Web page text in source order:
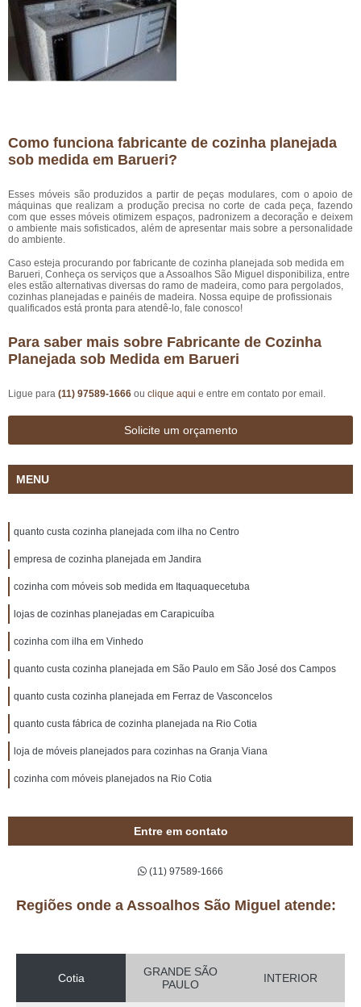
Como funciona fabricante de cozinha planejada
sob medida em Barueri?
Esses móveis são produzidos a partir de peças modulares, com o apoio de
máquinas que realizam a produção precisa no corte de cada peça, fazendo
com que esses móveis otimizem espaços, padronizem a decoração e deixem
o ambiente mais sofisticados, além de apresentar mais sobre a personalidade
do ambiente.
Caso esteja procurando por fabricante de cozinha planejada sob medida em
Barueri, Conheça os serviços que a Assoalhos São Miguel disponibiliza, entre
eles estão alternativas diversas do ramo de madeira, como para pergolados,
cozinhas planejadas e painéis de madeira. Nossa equipe de profissionais
qualificados está pronta para atendê-lo, fale conosco!
Para saber mais sobre Fabricante de Cozinha
Planejada sob Medida em Barueri
Ligue para (11) 97589-1666 ou clique aqui e entre em contato por email.
Solicite um orçamento
MENU
quanto custa cozinha planejada com ilha no Centro
empresa de cozinha planejada em Jandira
cozinha com móveis sob medida em Itaquaquecetuba
lojas de cozinhas planejadas em Carapicuíba
cozinha com ilha em Vinhedo
quanto custa cozinha planejada em São Paulo em São José dos Campos
quanto custa cozinha planejada em Ferraz de Vasconcelos
quanto custa fábrica de cozinha planejada na Rio Cotia
loja de móveis planejados para cozinhas na Granja Viana
cozinha com móveis planejados na Rio Cotia
Entre em contato
(11) 97589-1666
Regiões onde a Assoalhos São Miguel atende:
Cotia
GRANDE SÃO
PAULO
INTERIOR